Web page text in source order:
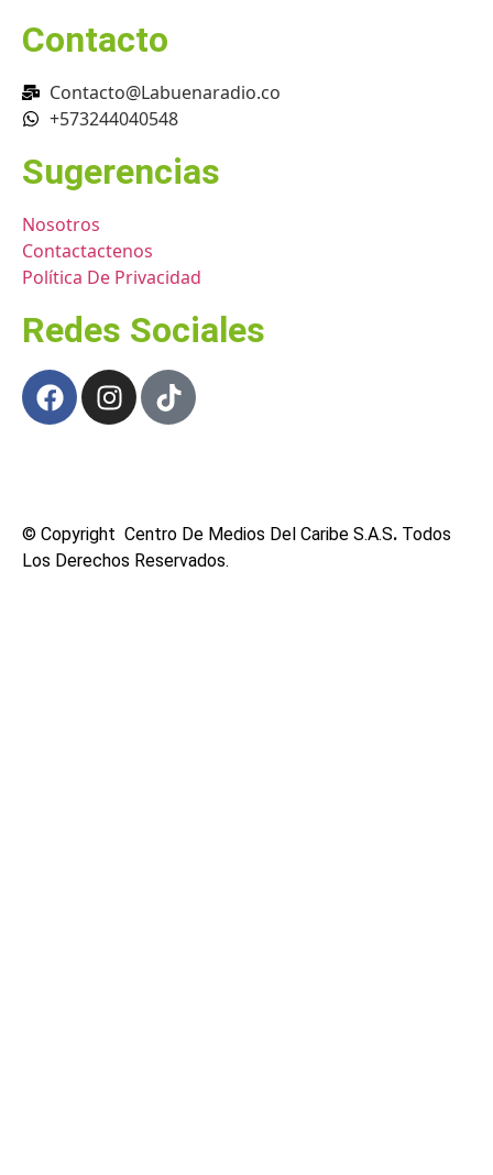
Contacto
Contacto@Labuenaradio.co
+573244040548
Sugerencias
Nosotros
Contactactenos
Política De Privacidad
Redes Sociales
© Copyright Centro De Medios Del Caribe S.A.S. Todos
Los Derechos Reservados.